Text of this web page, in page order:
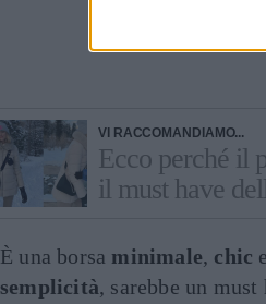
VI RACCOMANDIAMO...
Ecco perché il
il must have
È una borsa minimale, chic e
semplicità, sarebbe un